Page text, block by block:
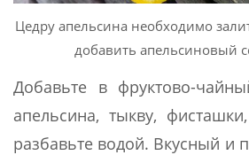
Цедру апельсина необходимо
добавить апельсиновый
Добавьте в фруктово-
апельсина, тыкву,
разбавьте водой. Вкусный и